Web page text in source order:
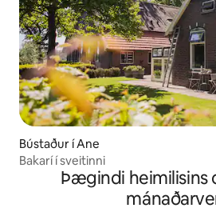
Bústaður í Ane
Bakarí í sveitinni
Þægindi